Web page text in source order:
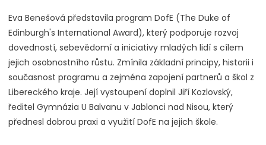
Eva Benešová představila program DofE (The Duke of
Edinburgh's International Award), který podporuje rozvoj
dovedností, sebevědomí a iniciativy mladých lidí s cílem
jejich osobnostního růstu. Zmínila základní principy, historii i
současnost programu a zejména zapojení partnerů a škol z
Libereckého kraje. Její vystoupení doplnil Jiří Kozlovský,
ředitel Gymnázia U Balvanu v Jablonci nad Nisou, který
přednesl dobrou praxi a využití DofE na jejich škole.